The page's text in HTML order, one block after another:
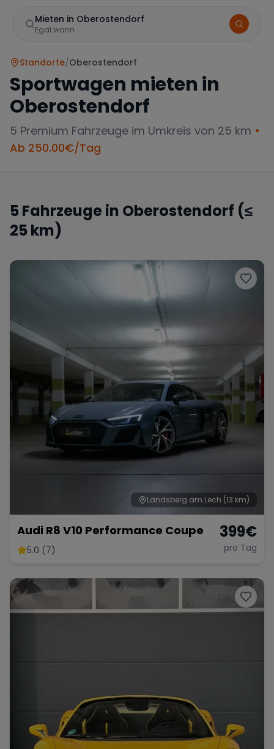
Mieten in Oberostendorf
Egal wann
Mercedes
Lamborghini
McLaren Ford
Tesla Chevrolet Dodge
Rolls Royce Aston Martin
Bugatti Lotus Maserati
Zeitraum wählen
Standorte/Oberostendorf
Sportwagen mieten in
Oberostendorf
5 Premium Fahrzeuge im Umkreis von 25 km •
Ab 250.00€/Tag
5 Fahrzeuge in Oberostendorf (≤
25 km)
Landsberg am Lech (13 km)
Audi R8 V10 Performance Coupe
5.0 (7)
399€
pro Tag